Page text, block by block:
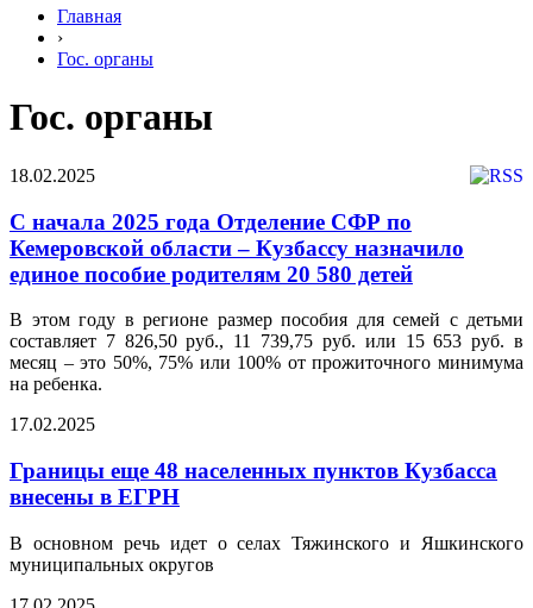
Главная
›
Гос. органы
Гос. органы
18.02.2025
С начала 2025 года Отделение СФР по
Кемеровской области – Кузбассу назначило
единое пособие родителям 20 580 детей
В этом году в регионе размер пособия для семей с детьми
составляет 7 826,50 руб., 11 739,75 руб. или 15 653 руб. в
месяц – это 50%, 75% или 100% от прожиточного минимума
на ребенка.
17.02.2025
Границы еще 48 населенных пунктов Кузбасса
внесены в ЕГРН
В основном речь идет о селах Тяжинского и Яшкинского
муниципальных округов